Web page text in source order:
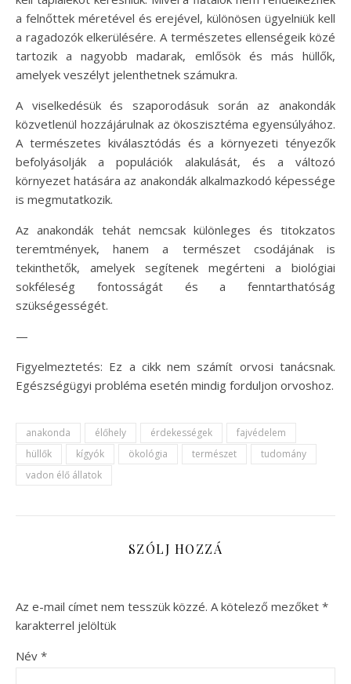
a felnőttek méretével és erejével, különösen ügyelniük kell
a ragadozók elkerülésére. A természetes ellenségeik közé
tartozik a nagyobb madarak, emlősök és más hüllők,
amelyek veszélyt jelenthetnek számukra.
A viselkedésük és szaporodásuk során az anakondák
közvetlenül hozzájárulnak az ökoszisztéma egyensúlyához.
A természetes kiválasztódás és a környezeti tényezők
befolyásolják a populációk alakulását, és a változó
környezet hatására az anakondák alkalmazkodó képessége
is megmutatkozik.
Az anakondák tehát nemcsak különleges és titokzatos
teremtmények, hanem a természet csodájának is
tekinthetők, amelyek segítenek megérteni a biológiai
sokféleség fontosságát és a fenntarthatóság
szükségességét.
—
Figyelmeztetés: Ez a cikk nem számít orvosi tanácsnak.
Egészségügyi probléma esetén mindig forduljon orvoshoz.
anakonda élőhely érdekességek
fajvédelem
hüllők
kígyók ökológia természet
tudomány
vadon élő állatok
SZÓLJ HOZZÁ
Az e-mail címet nem tesszük közzé. A kötelező mezőket *
karakterrel jelöltük
Név *